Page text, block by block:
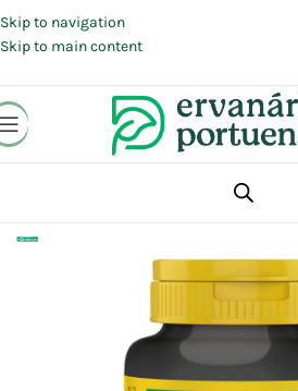
Skip to navigation
Skip to main content
Suplementos alimentares